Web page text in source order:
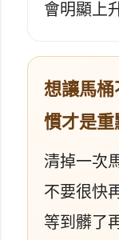
會明顯上
想讓馬桶
慣才是重
清掉一次
不要很快
等到髒了